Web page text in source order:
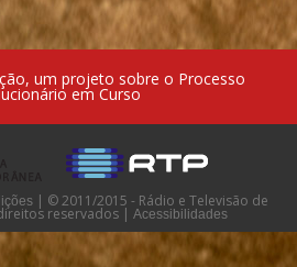
um projeto sobre o Processo
em Curso
| © 2011/2015 - Rádio e Televisão de
reservados | Acessibilidades